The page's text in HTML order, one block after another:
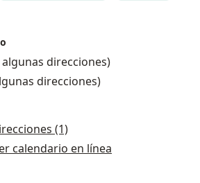
direcciones)
direcciones)
(1)
calendario en línea